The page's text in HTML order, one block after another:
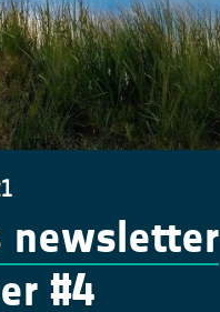
newsletter
#4